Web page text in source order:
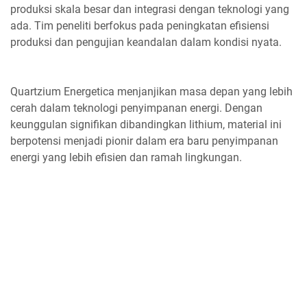
produksi skala besar dan integrasi dengan teknologi yang
ada. Tim peneliti berfokus pada peningkatan efisiensi
produksi dan pengujian keandalan dalam kondisi nyata.
Quartzium Energetica menjanjikan masa depan yang lebih
cerah dalam teknologi penyimpanan energi. Dengan
keunggulan signifikan dibandingkan lithium, material ini
berpotensi menjadi pionir dalam era baru penyimpanan
energi yang lebih efisien dan ramah lingkungan.